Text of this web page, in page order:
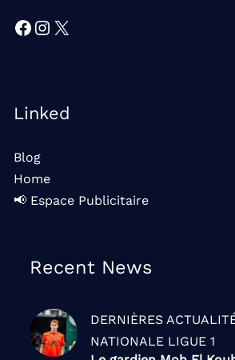
Facebook
Instagram
X
Linked
Blog
Home
📢 Espace Publicitaire
Recent News
DERNIÈRES
NATIONALE LIGUE 1